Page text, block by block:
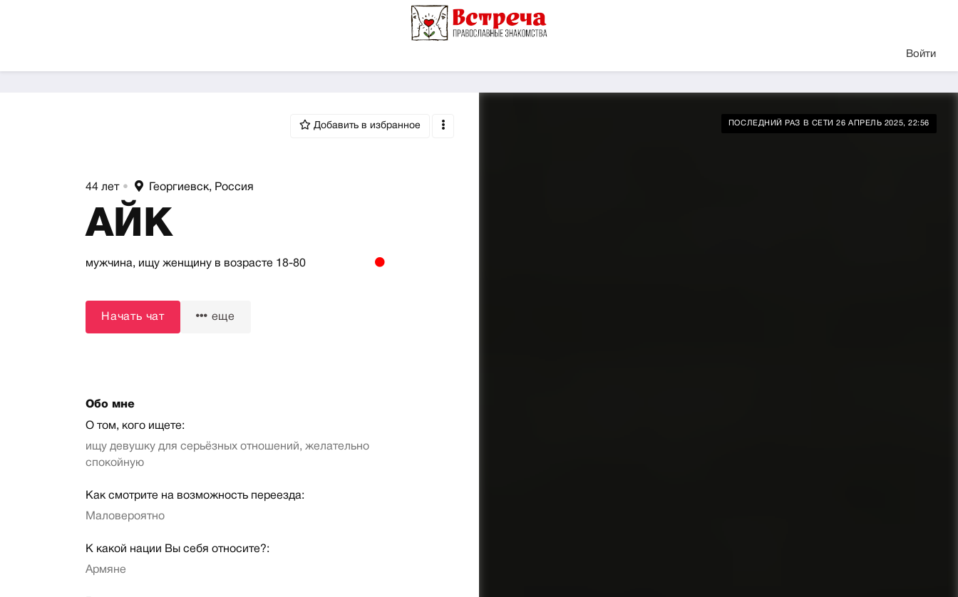
Войти
ПОСЛЕДНИЙ РАЗ В СЕТИ 26 АПРЕЛЬ 2025, 22:56
Добавить в избранное
44 лет • Георгиевск, Россия
АЙК
мужчина, ищу женщину в возрасте 18-80
Начать чат еще
Обо мне
О том, кого ищете:
ищу девушку для серьёзных отношений, желательно
спокойную
Как смотрите на возможность переезда:
Маловероятно
К какой нации Вы себя относите?:
Армяне